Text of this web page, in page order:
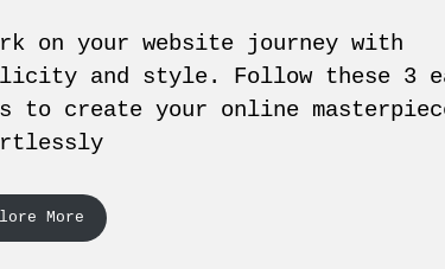
on your website journey with
and style. Follow these 3
to create your online
More